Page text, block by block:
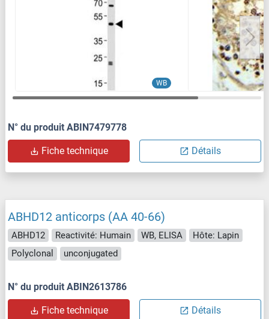
WB
N° du produit ABIN7479778
Fiche technique Détails
ABHD12 anticorps (AA 40-66)
ABHD12 Reactivité: Humain WB, ELISA
Hôte: Lapin
Polyclonal
unconjugated
N° du produit ABIN2613786
Fiche technique Détails